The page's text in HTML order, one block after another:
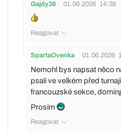
Gajdy38 01.06.2026 14:38
Reagovat
SpartaOvenka 01.06.2026
Nemohl bys napsat něco
psali ve velkém před
francouzské sekce,
Prosím
Reagovat